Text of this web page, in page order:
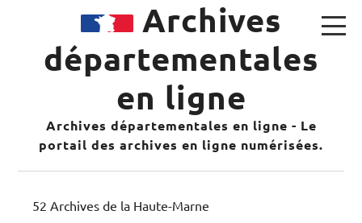
Archives
départementales
en ligne
Archives départementales en ligne - Le
portail des archives en ligne numérisées.
52 Archives de la Haute-Marne